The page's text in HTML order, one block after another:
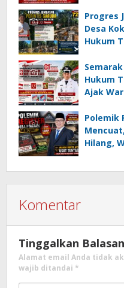
Korupsi
Progres
Desa
Hukum
Hukum
Ajak
Polemik
Hilang,
Komentar
Tinggalkan Balasan
Alamat email Anda tidak
wajib ditandai *